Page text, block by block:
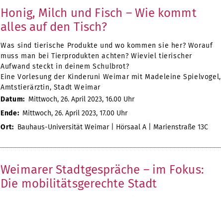
Honig, Milch und Fisch – Wie kommt
alles auf den Tisch?
Was sind tierische Produkte und wo kommen sie her? Worauf
muss man bei Tierprodukten achten? Wieviel tierischer
Aufwand steckt in deinem Schulbrot?
Eine Vorlesung der Kinderuni Weimar mit Madeleine Spielvogel,
Amtstierärztin, Stadt Weimar
Datum: Mittwoch, 26. April 2023, 16.00 Uhr
Ende: Mittwoch, 26. April 2023, 17.00 Uhr
Ort: Bauhaus-Universität Weimar | Hörsaal A | Marienstraße 13C
Weimarer Stadtgespräche – im Fokus:
Die mobilitätsgerechte Stadt